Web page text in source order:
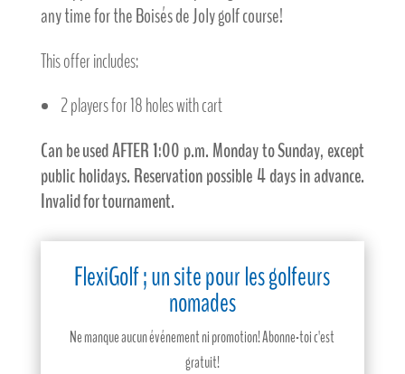
any time for the Boisés de Joly golf course!
This offer includes:
2 players for 18 holes with cart
Can be used AFTER 1:00 p.m. Monday to Sunday, except
public holidays. Reservation possible 4 days in advance.
Invalid for tournament.
FlexiGolf ; un site pour les golfeurs
nomades
Ne manque aucun événement ni promotion! Abonne-toi c'est
gratuit!